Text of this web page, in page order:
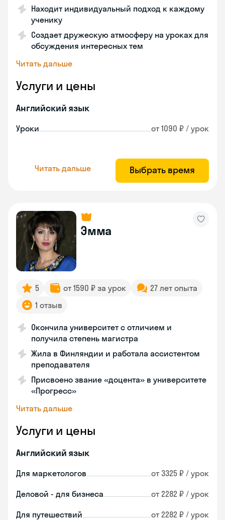
Находит индивидуальный подход к каждому
ученику
Создает дружескую атмосферу на уроках для
обсуждения интересных тем
Читать дальше
Услуги и цены
Английский язык
Уроки от 1090 ₽ / урок
Читать дальше Выбрать время
Эмма
5 от 1590 ₽ за урок
27 лет опыта
1 отзыв
Окончила университет с отличием и
получила степень магистра
Жила в Финляндии и работала ассистентом
преподавателя
Присвоено звание «доцента» в университете
«Прогресс»
Читать дальше
Услуги и цены
Английский язык
Для маркетологов от 3325 ₽ / урок
Деловой - для бизнеса от 2282 ₽ / урок
Для путешествий от 2282 ₽ / урок